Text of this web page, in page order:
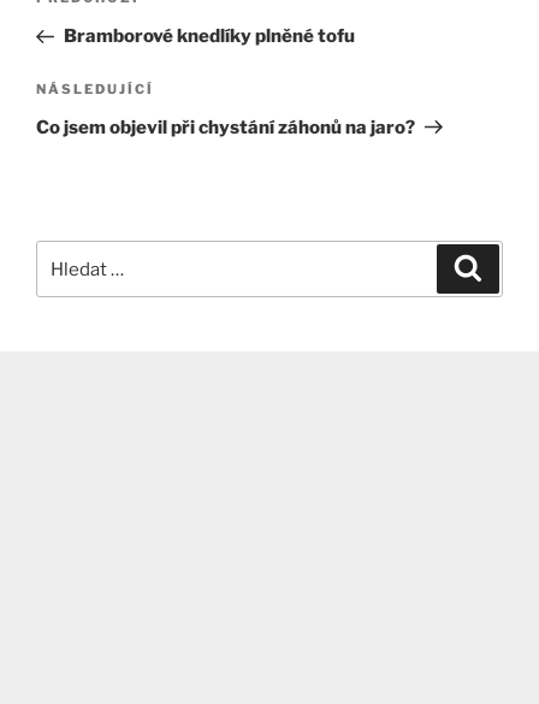
příspěvek
příspěvek
Bramborové knedlíky plněné tofu
Následující
příspěvek
NÁSLEDUJÍCÍ
Co jsem objevil při chystání záhonů na jaro?